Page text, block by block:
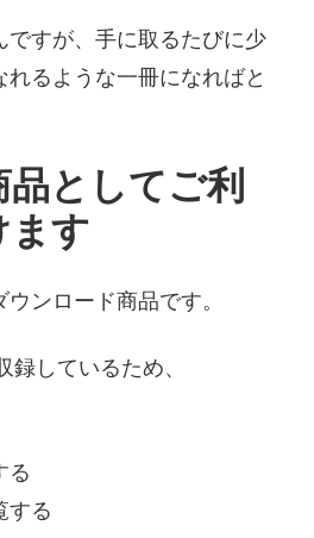
ですが、手に取るたびに少
れるような一冊になればと
としてご利
ます
ンロード商品です。
しているため、
る
する